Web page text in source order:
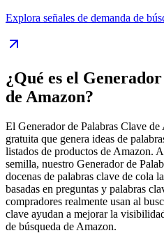
Explora señales de demanda de
¿Qué es el
de Amazon?
El Generador de Palabras Clave de
gratuita que genera ideas de
listados de productos de Amazon.
semilla, nuestro Generador de
docenas de palabras clave de cola
basadas en preguntas y palabras
compradores realmente usan al
clave ayudan a mejorar la
de búsqueda de Amazon.